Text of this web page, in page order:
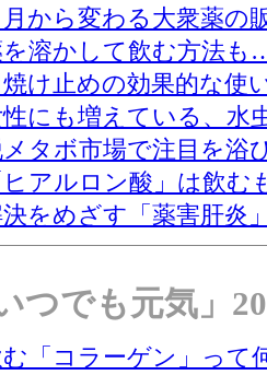
月から変わる大衆薬の
溶かして飲む方法も
焼け止めの効果的な使
にも増えている、水
タボ市場で注目を浴
ヒアルロン酸」は飲む
をめざす「薬害肝炎
つでも元気」
「コラーゲン」って